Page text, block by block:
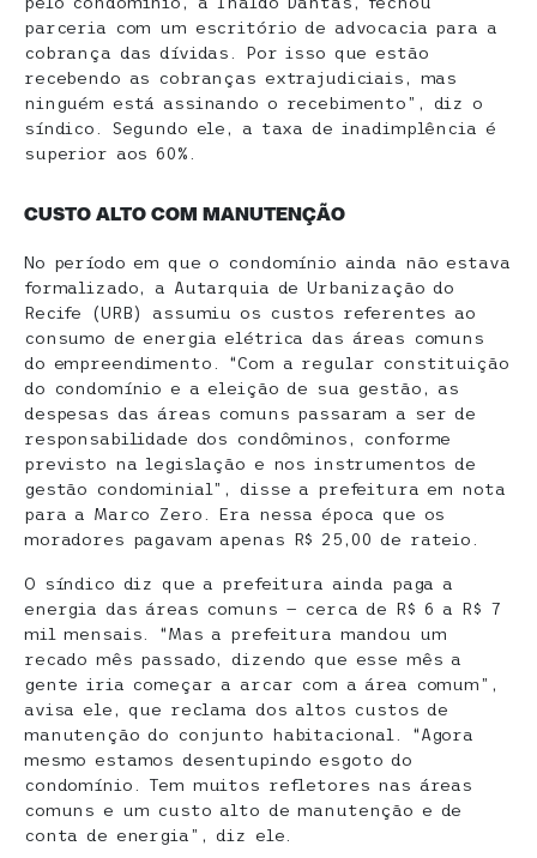
parceria com um escritório de advocacia para a
cobrança das dívidas. Por isso que estão
recebendo as cobranças extrajudiciais, mas
ninguém está assinando o recebimento”, diz o
síndico. Segundo ele, a taxa de inadimplência é
superior aos 60%.
CUSTO ALTO COM MANUTENÇÃO
No período em que o condomínio ainda não estava
formalizado, a Autarquia de Urbanização do
Recife (URB) assumiu os custos referentes ao
consumo de energia elétrica das áreas comuns
do empreendimento. “Com a regular constituição
do condomínio e a eleição de sua gestão, as
despesas das áreas comuns passaram a ser de
responsabilidade dos condôminos, conforme
previsto na legislação e nos instrumentos de
gestão condominial”, disse a prefeitura em nota
para a Marco Zero. Era nessa época que os
moradores pagavam apenas R$ 25,00 de rateio.
O síndico diz que a prefeitura ainda paga a
energia das áreas comuns — cerca de R$ 6 a R$ 7
mil mensais. “Mas a prefeitura mandou um
recado mês passado, dizendo que esse mês a
gente iria começar a arcar com a área comum”,
avisa ele, que reclama dos altos custos de
manutenção do conjunto habitacional. “Agora
mesmo estamos desentupindo esgoto do
condomínio. Tem muitos refletores nas áreas
comuns e um custo alto de manutenção e de
conta de energia”, diz ele.